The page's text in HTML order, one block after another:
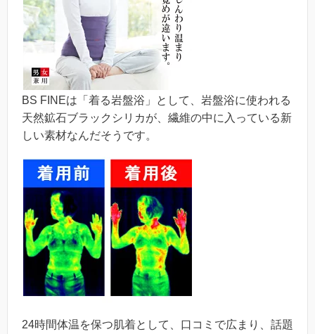
BS FINEは「着る岩盤浴」として、岩盤浴に使われる
天然鉱石ブラックシリカが、繊維の中に入っている新
しい素材なんだそうです。
24時間体温を保つ肌着として、口コミで広まり、話題